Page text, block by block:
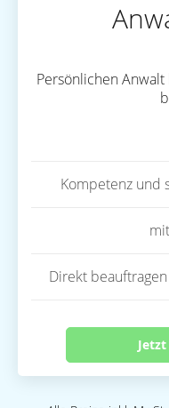
Persönlichen
Kompetenz und
Direkt